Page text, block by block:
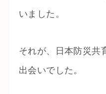
いました。
それが、日本防災共
出会いでした。